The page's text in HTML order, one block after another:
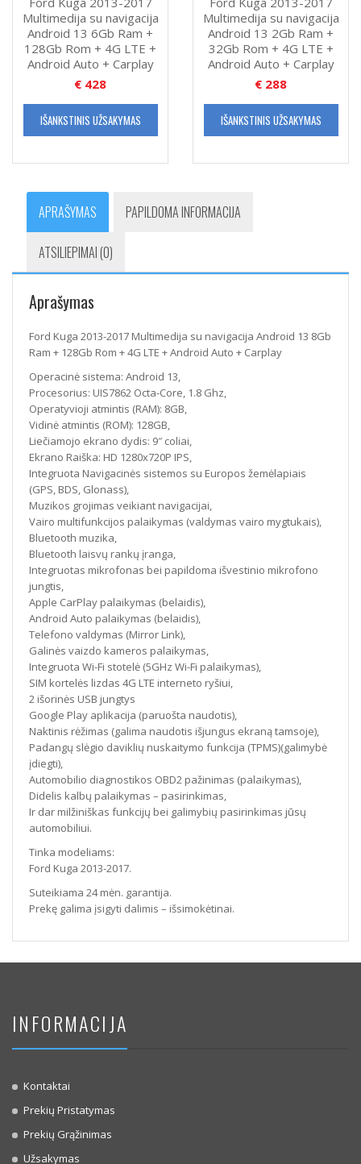
Multimedija su navigacija
Android 13 6Gb Ram +
128Gb Rom + 4G LTE +
Android Auto + Carplay
€ 428
IŠANKSTINIS UŽSAKYMAS
Multimedija su navigacija
Android 13 2Gb Ram +
32Gb Rom + 4G LTE +
Android Auto + Carplay
€ 288
IŠANKSTINIS UŽSAKYMAS
APRAŠYMAS PAPILDOMA INFORMACIJA
ATSILIEPIMAI (0)
Aprašymas
Ford Kuga 2013-2017 Multimedija su navigacija Android 13 8Gb
Ram + 128Gb Rom + 4G LTE + Android Auto + Carplay
Operacinė sistema: Android 13,
Procesorius: UIS7862 Octa-Core, 1.8 Ghz,
Operatyvioji atmintis (RAM): 8GB,
Vidinė atmintis (ROM): 128GB,
Liečiamojo ekrano dydis: 9″ coliai,
Ekrano Raiška: HD 1280x720P IPS,
Integruota Navigacinės sistemos su Europos žemėlapiais
(GPS, BDS, Glonass),
Muzikos grojimas veikiant navigacijai,
Vairo multifunkcijos palaikymas (valdymas vairo mygtukais),
Bluetooth muzika,
Bluetooth laisvų rankų įranga,
Integruotas mikrofonas bei papildoma išvestinio mikrofono
jungtis,
Apple CarPlay palaikymas (belaidis),
Android Auto palaikymas (belaidis),
Telefono valdymas (Mirror Link),
Galinės vaizdo kameros palaikymas,
Integruota Wi-Fi stotelė (5GHz Wi-Fi palaikymas),
SIM kortelės lizdas 4G LTE interneto ryšiui,
2 išorinės USB jungtys
Google Play aplikacija (paruošta naudotis),
Naktinis rėžimas (galima naudotis išjungus ekraną tamsoje),
Padangų slėgio daviklių nuskaitymo funkcija (TPMS)(galimybė
įdiegti),
Automobilio diagnostikos OBD2 pažinimas (palaikymas),
Didelis kalbų palaikymas – pasirinkimas,
Ir dar milžiniškas funkcijų bei galimybių pasirinkimas jūsų
automobiliui.
Tinka modeliams:
Ford Kuga 2013-2017.
Suteikiama 24 mėn. garantija.
Prekę galima įsigyti dalimis – išsimokėtinai.
INFORMACIJA
Kontaktai
Prekių Pristatymas
Prekių Grąžinimas
Užsakymas